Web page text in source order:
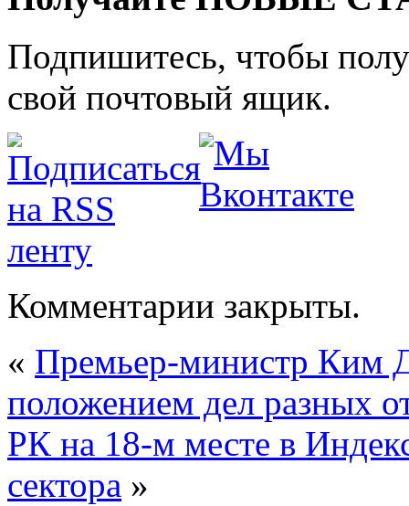
Подпишитесь, чтобы
свой почтовый ящик.
Комментарии закрыты.
« Премьер-министр Ким
положением дел разных
РК на 18-м месте в
сектора »